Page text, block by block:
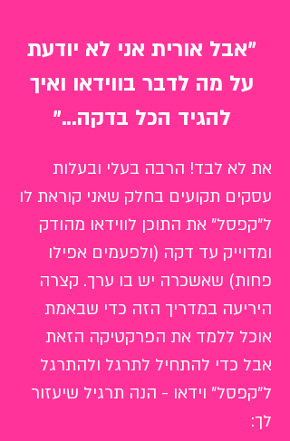
"אבל אורית אני לא יודעת
על מה לדבר בווידאו ואיך
להגיד הכל בדקה..."
את לא לבד! הרבה בעלי ובעלות
עסקים תקועים בחלק שאני קוראת לו
ל"קפסל" את התוכן לווידאו מהודק
ומדוייק עד דקה (ולפעמים אפילו
פחות) שאשכרה יש בו ערך. קצרה
היריעה במדריך הזה כדי שבאמת
אוכל ללמד את הפרקטיקה הזאת
אבל כדי להתחיל לתרגל ולהתרגל
ל"קפסל" וידאו - הנה תרגיל שיעזור
לך: